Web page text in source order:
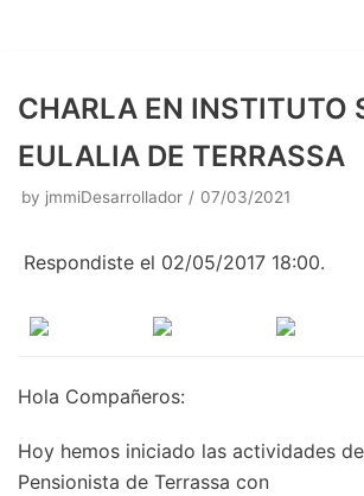
CHARLA EN INSTITUTO
EULALIA DE TERRASSA
by jmmiDesarrollador 07/03/2021
Respondiste el 02/05/2017 18:00.
Hola Compañeros:
Hoy hemos iniciado las actividades
Pensionista de Terrassa con